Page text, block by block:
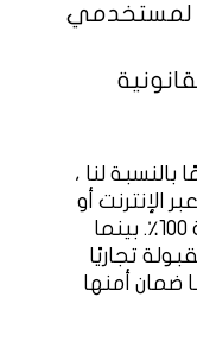
لمستخدمي
بالنسبة لنا ،
الإنترنت أو
طريقة تخزين إلكتروني آمنة بنسبة 100٪. بينما
تجاريًا
ضمان أمنها